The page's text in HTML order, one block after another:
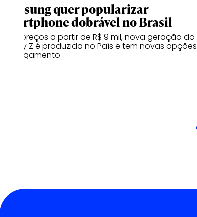
Samsung quer popularizar
smartphone dobrável no Brasil
Com preços a partir de R$ 9 mil, nova geração do
Galaxy Z é produzida no País e tem novas opções
de pagamento